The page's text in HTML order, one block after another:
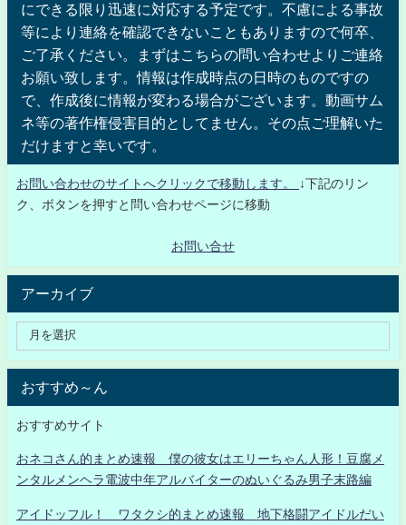
にできる限り迅速に対応する予定です。不慮による事故
等により連絡を確認できないこともありますので何卒、
ご了承ください。まずはこちらの問い合わせよりご連絡
お願い致します。情報は作成時点の日時のものですの
で、作成後に情報が変わる場合がございます。動画サム
ネ等の著作権侵害目的としてません。その点ご理解いた
だけますと幸いです。
お問い合わせのサイトへクリックで移動します。
↓下記のリン
ク、ボタンを押すと問い合わせページに移動
お問い合せ
アーカイブ
おすすめ～ん
おすすめサイト
おネコさん的まとめ速報 僕の彼女はエリーちゃん人形！豆腐メ
ンタルメンヘラ電波中年アルバイターのぬいぐるみ男子末路編
アイドッフル！ ワタクシ的まとめ速報 地下格闘アイドルだい